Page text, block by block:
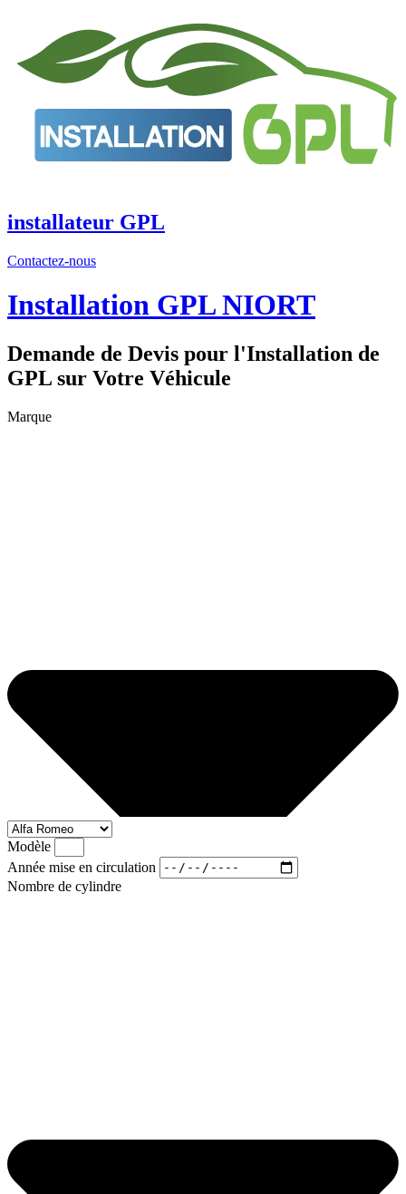
contenu
installateur GPL
Contactez-nous
Installation GPL NIORT
Demande de Devis pour l'Installation de
GPL sur Votre Véhicule
Marque
Modèle
Année mise en circulation
Nombre de cylindre